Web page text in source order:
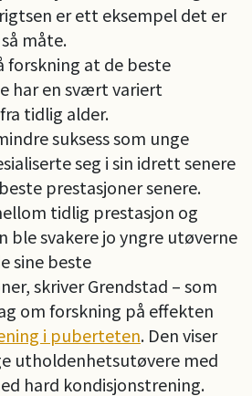
er ett eksempel det er
måte.
forskning at de beste
har en svært variert
tidlig alder.
suksess som unge
seg i sin idrett senere
prestasjoner senere.
tidlig prestasjon og
ble svakere jo yngre utøverne
sine beste
skriver Grendstad – som
om forskning på effekten
i puberteten. Den viser
utholdenhetsutøvere med
hard kondisjonstrening.